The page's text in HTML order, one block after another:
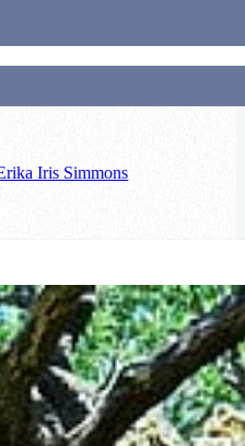
Iris Simmons